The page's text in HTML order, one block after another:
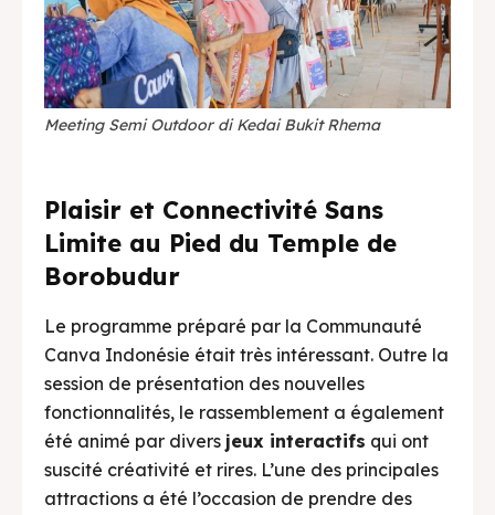
Meeting Semi Outdoor di Kedai Bukit Rhema
Plaisir et Connectivité Sans
Limite au Pied du Temple de
Borobudur
Le programme préparé par la Communauté
Canva Indonésie était très intéressant. Outre la
session de présentation des nouvelles
fonctionnalités, le rassemblement a également
été animé par divers jeux interactifs qui ont
suscité créativité et rires. L’une des principales
attractions a été l’occasion de prendre des